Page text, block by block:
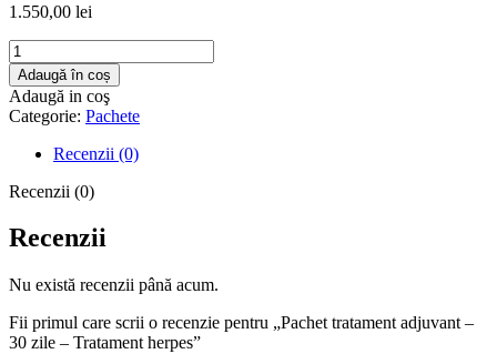
1.550,00 lei
Cantitate
Pachet
tratament
adjuvant
-
-
herpes
Adaugă în coș
Adaugă in coş
Categorie: Pachete
Recenzii (0)
Recenzii (0)
Recenzii
Nu există recenzii până acum.
Fii primul care scrii o recenzie pentru „Pachet tratament adjuvant –
30 zile – Tratament herpes”